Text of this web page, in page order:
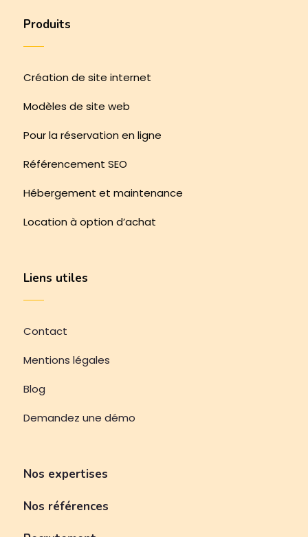
Produits
Création de site internet
Modèles de site web
Pour la réservation en ligne
Référencement SEO
Hébergement et maintenance
Location à option d’achat
Liens utiles
Contact
Mentions légales
Blog
Demandez une démo
Nos expertises
Nos références